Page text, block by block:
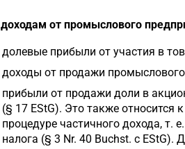
доходам от промыслового
долевые прибыли от участия в
доходы от продажи
прибыли от продажи доли в
(§ 17 EStG). Это также относится
процедуре частичного дохода, т.
налога (§ 3 Nr. 40 Buchst. c EStG).